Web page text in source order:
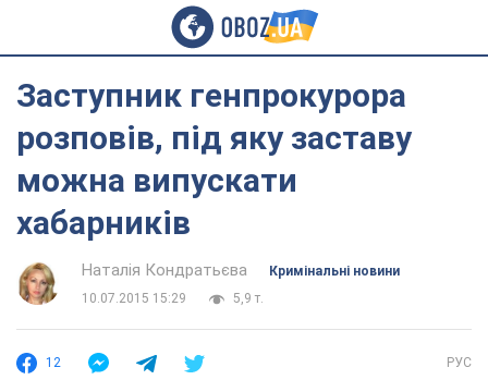
Заступник генпрокурора
розповів, під яку заставу
можна випускати
хабарників
Наталія Кондратьєва
Кримінальні новини
10.07.2015 15:29
5,9 т.
12 РУС